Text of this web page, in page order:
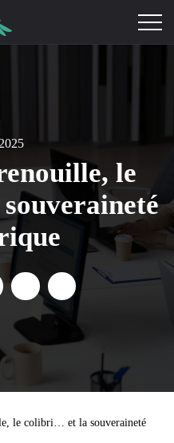
le
"Cloud : la
Partager "Cloud : la
Partager "Cloud
le colibri… et la souveraineté